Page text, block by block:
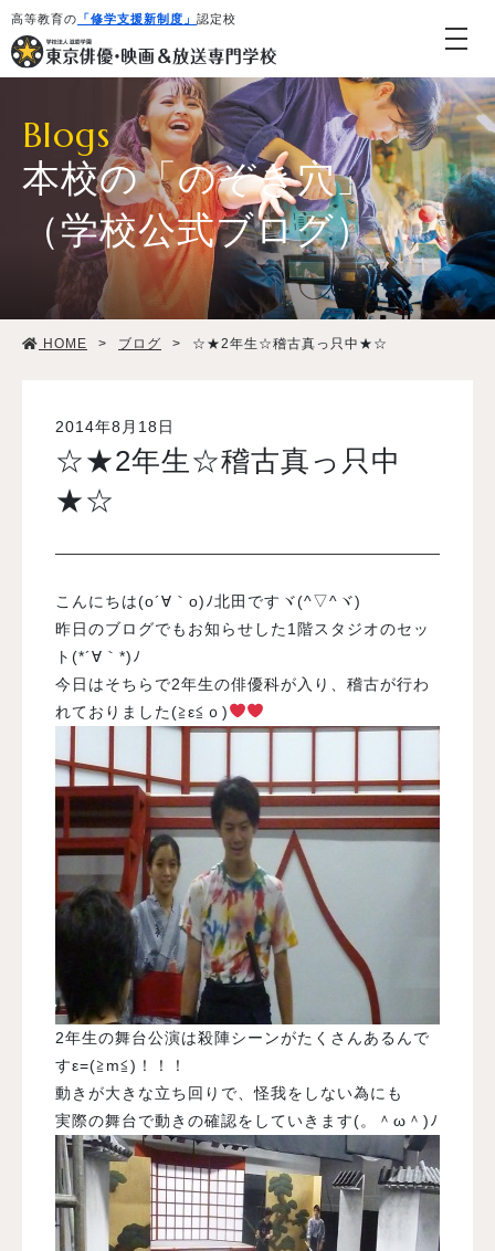
高等教育の 「修学支援新制度」 認定校
学校紹介・教育システム
学生生活
就職・デビュー
入試案内
学校情報
オープンキャンパス
訪問者別メニュー
Blogs
本校の「のぞき穴」
（学校公式ブログ）
HOME > ブログ > ☆★2年生☆稽古真っ只中★☆
2014年8月18日
☆★2年生☆稽古真っ只中
★☆
こんにちは(o´∀｀o)ﾉ北田ですヾ(^▽^ヾ)
昨日のブログでもお知らせした1階スタジオのセッ
ト(*´∀｀*)ﾉ
今日はそちらで2年生の俳優科が入り、稽古が行わ
れておりました(≧ε≦ｏ)
2年生の舞台公演は殺陣シーンがたくさんあるんで
すε=(≧m≦)！！！
動きが大きな立ち回りで、怪我をしない為にも
実際の舞台で動きの確認をしていきます(。＾ω＾)ﾉ